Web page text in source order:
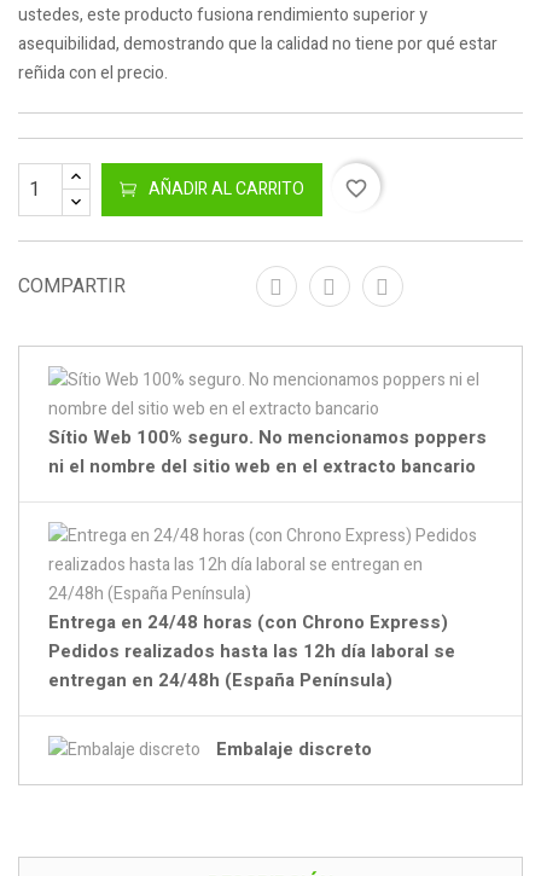
ustedes, este producto fusiona rendimiento superior y
asequibilidad, demostrando que la calidad no tiene por qué estar
reñida con el precio.
AÑADIR AL CARRITO favorite_border
COMPARTIR
Sítio Web 100% seguro. No mencionamos poppers
ni el nombre del sitio web en el extracto bancario
Entrega en 24/48 horas (con Chrono Express)
Pedidos realizados hasta las 12h día laboral se
entregan en 24/48h (España Península)
Embalaje discreto